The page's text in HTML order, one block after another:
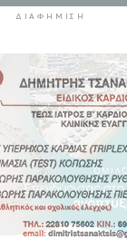
ΔΙΑΦΉΜΙΣΗ